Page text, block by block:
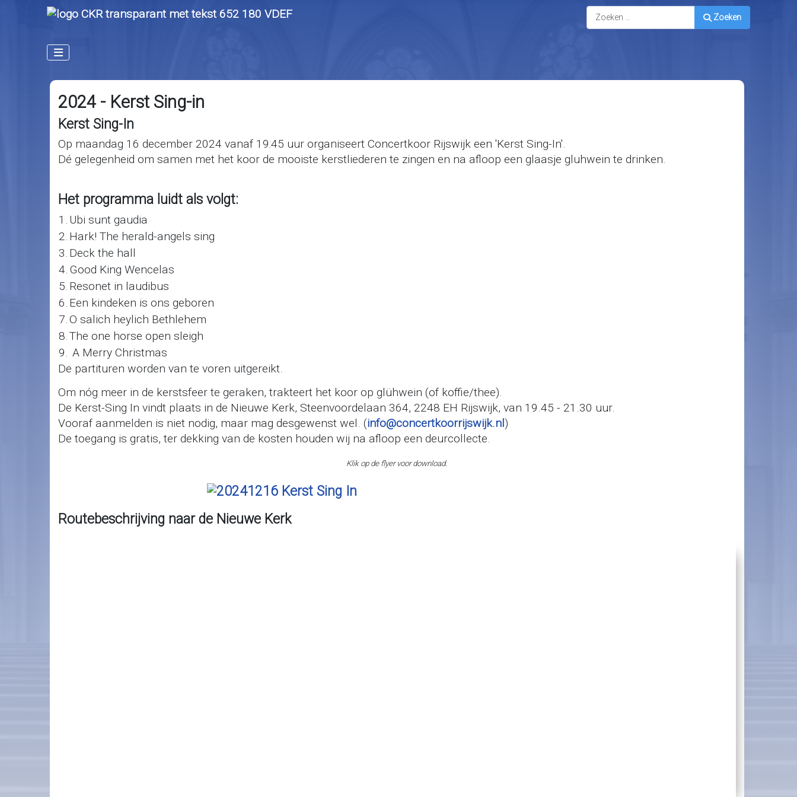
Zoeken Zoeken
2024 - Kerst Sing-in
Kerst Sing-In
Op maandag 16 december 2024 vanaf 19:45 uur organiseert Concertkoor Rijswijk een 'Kerst Sing-In'.
Dé gelegenheid om samen met het koor de mooiste kerstliederen te zingen en na afloop een glaasje gluhwein te drinken.
Het programma luidt als volgt:
1. Ubi sunt gaudia
2. Hark! The herald-angels sing
3. Deck the hall
4. Good King Wencelas
5. Resonet in laudibus
6. Een kindeken is ons geboren
7. O salich heylich Bethlehem
8. The one horse open sleigh
9. A Merry Christmas
De partituren worden van te voren uitgereikt.
Om nóg meer in de kerstsfeer te geraken, trakteert het koor op glühwein (of koffie/thee).
De Kerst-Sing In vindt plaats in de Nieuwe Kerk, Steenvoordelaan 364, 2248 EH Rijswijk, van 19.45 - 21.30 uur.
Vooraf aanmelden is niet nodig, maar mag desgewenst wel. (info@concertkoorrijswijk.nl)
De toegang is gratis, ter dekking van de kosten houden wij na afloop een deurcollecte.
Klik op de flyer voor download.
Routebeschrijving naar de Nieuwe Kerk